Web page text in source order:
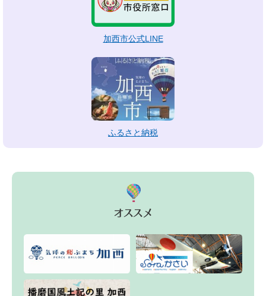
加西市公式LINE
ふるさと納税